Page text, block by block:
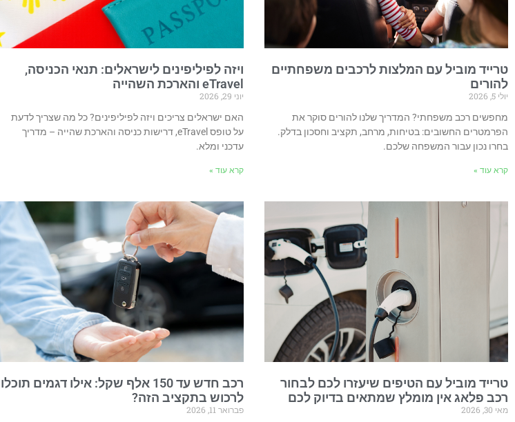
טרייד מוביל עם המלצות לרכבים משפחתיים
להורים
יולי 5, 2026
מחפשים רכב משפחתי? המדריך שלנו להורים סוקר את
הפרמטרים החשובים: בטיחות, מרחב, תקציב וחסכון בדלק.
בחרו נכון עבור המשפחה שלכם.
קרא עוד »
ויזה לפיליפינים לישראלים: תנאי הכניסה,
eTravel והארכת השהייה
יוני 29, 2026
האם ישראלים צריכים ויזה לפיליפינים? כל מה שצריך לדעת
על טופס eTravel, דרישות כניסה והארכת שהייה – מדריך
עדכני ומלא.
קרא עוד »
טרייד מוביל עם הטיפים שיעזרו לכם לבחור
רכב פלאג אין מומלץ שמתאים בדיוק לכם
מאי 30, 2026
רכב חדש עד 150 אלף שקל: אילו דגמים תוכלו
לרכוש בתקציב הזה?
פברואר 11, 2026